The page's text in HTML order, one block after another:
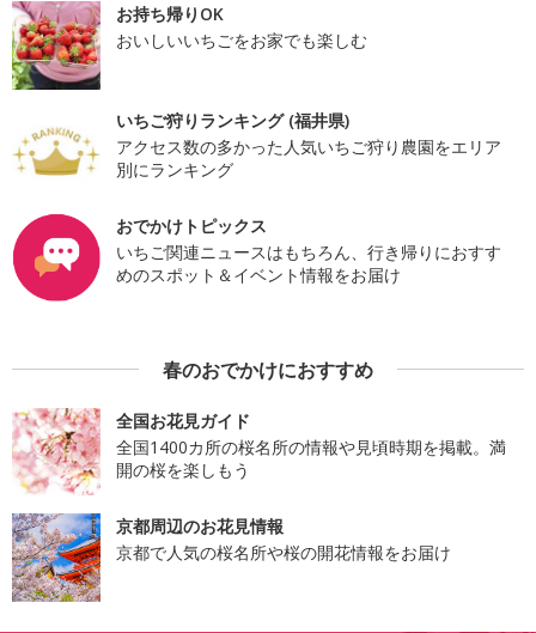
お持ち帰りOK
おいしいいちごをお家でも楽しむ
いちご狩りランキング (福井県)
アクセス数の多かった人気いちご狩り農園をエリア
別にランキング
おでかけトピックス
いちご関連ニュースはもちろん、行き帰りにおすす
めのスポット＆イベント情報をお届け
春のおでかけにおすすめ
全国お花見ガイド
全国1400カ所の桜名所の情報や見頃時期を掲載。満
開の桜を楽しもう
京都周辺のお花見情報
京都で人気の桜名所や桜の開花情報をお届け